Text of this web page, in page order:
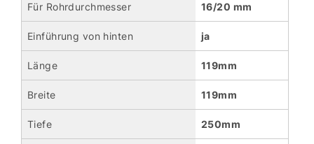
Für Rohrdurchmesser 16/20 mm
Einführung von hinten ja
Länge 119mm
Breite 119mm
Tiefe 250mm